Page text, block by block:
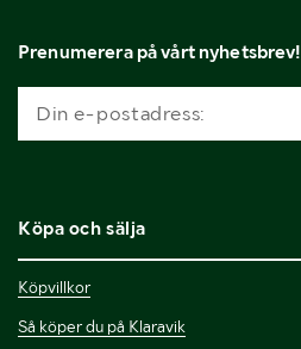
Prenumerera på vårt nyhetsbrev!
Köpa och sälja
Köpvillkor
Så köper du på Klaravik